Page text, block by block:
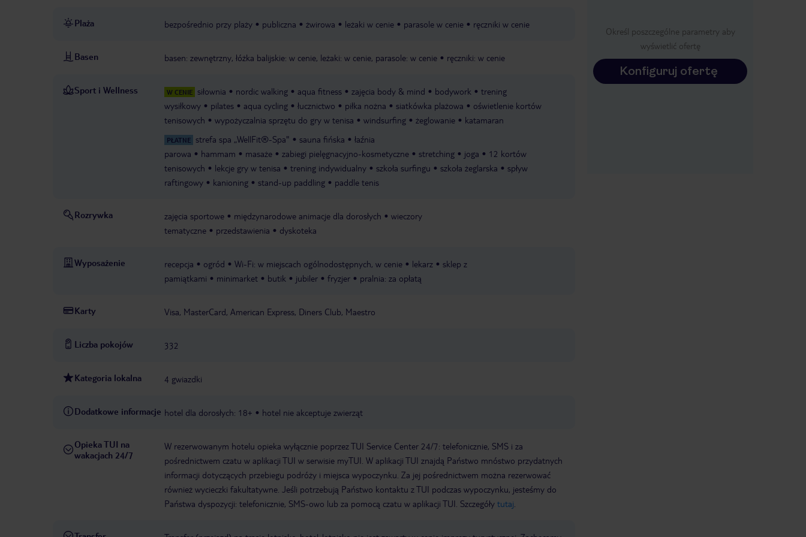
Plaża bezpośrednio przy plaży publiczna żwirowa leżaki w cenie parasole w cenie ręczniki w cenie
Basen basen: zewnętrzny, łóżka balijskie: w cenie, leżaki: w cenie, parasole: w cenie ręczniki: w cenie
Sport i Wellness W CENIE siłownia nordic walking aqua fitness zajęcia body & mind bodywork
trening
wysiłkowy
pilates aqua cycling łucznictwo piłka nożna siatkówka plażowa
oświetlenie kortów
tenisowych
wypożyczalnia sprzętu do gry w tenisa windsurfing żeglowanie katamaran
PŁATNE strefa spa „WellFit®-Spa" sauna fińska
łaźnia
parowa
hammam masaże zabiegi pielęgnacyjno-kosmetyczne stretching joga
12 kortów
tenisowych
lekcje gry w tenisa trening indywidualny szkoła surfingu szkoła żeglarska
spływ
raftingowy
kanioning stand-up paddling paddle tenis
Rozrywka zajęcia sportowe międzynarodowe animacje dla dorosłych
wieczory
tematyczne
przedstawienia dyskoteka
Wyposażenie recepcja ogród Wi-Fi: w miejscach ogólnodostępnych, w cenie lekarz
sklep z
pamiątkami
minimarket butik jubiler fryzjer pralnia: za opłatą
Karty Visa, MasterCard, American Express, Diners Club, Maestro
Liczba pokojów 332
Kategoria lokalna 4 gwiazdki
Dodatkowe informacje hotel dla dorosłych: 18+ hotel nie akceptuje zwierząt
Opieka TUI na
wakacjach 24/7
W rezerwowanym hotelu opieka wyłącznie poprzez TUI Service Center 24/7: telefonicznie, SMS i za
pośrednictwem czatu w aplikacji TUI w serwisie myTUI. W aplikacji TUI znajdą Państwo mnóstwo przydatnych
informacji dotyczących przebiegu podróży i miejsca wypoczynku. Za jej pośrednictwem można rezerwować
również wycieczki fakultatywne. Jeśli potrzebują Państwo kontaktu z TUI podczas wypoczynku, jesteśmy do
Państwa dyspozycji: telefonicznie, SMS-owo lub za pomocą czatu w aplikacji TUI. Szczegóły tutaj
Określ poszczególne parametry aby
wyświetlić ofertę
Konfiguruj ofertę